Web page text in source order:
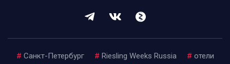
# Санкт-Петербург # Riesling Weeks Russia # отели